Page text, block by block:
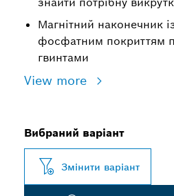
Магнітний наконечник
фосфатним покриттям
гвинтами
View more
Вибраний варіант
Змінити варіант